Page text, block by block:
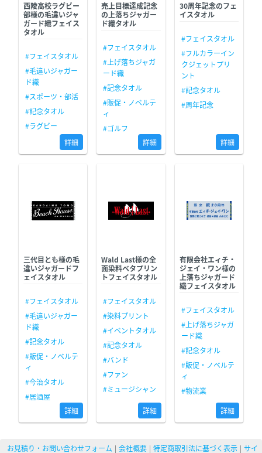
西陵高校ラグビー
部様の毛違いジャ
ガード織フェイス
タオル
#フェイスタオル
#毛違いジャガー
ド織
#スポーツ・部活
#記念タオル
#ラグビー
詳細
売上目標達成記念
の上落ちジャガー
ド織タオル
#フェイスタオル
#上げ落ちジャガ
ード織
#記念タオル
#販促・ノベルテ
ィ
#ゴルフ
詳細
30周年記念のフェ
イスタオル
#フェイスタオル
#フルカラーイン
クジェットプリ
ント
#記念タオル
#周年記念
詳細
三代目とも様の毛
違いジャガードフ
ェイスタオル
#フェイスタオル
#毛違いジャガー
ド織
#記念タオル
#販促・ノベルテ
ィ
#今治タオル
#居酒屋
詳細
Wald Last様の全
面染料ベタプリン
トフェイスタオル
#フェイスタオル
#染料プリント
#イベントタオル
#記念タオル
#バンド
#ファン
#ミュージシャン
詳細
有限会社エィチ・
ジェイ・ワン様の
上落ちジャガード
織フェイスタオル
#フェイスタオル
#上げ落ちジャガ
ード織
#記念タオル
#販促・ノベルテ
ィ
#物流業
詳細
お見積り・お問い合わせフォーム 会社概要 特定商取引法に基づく表示 サイ